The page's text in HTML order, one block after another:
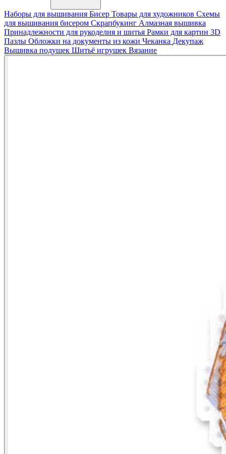
Наборы для вышивания Бисер Товары для художников Схемы
для вышивания бисером Скрапбукинг Алмазная вышивка
Принадлежности для рукоделия и шитья Рамки для картин 3D
Пазлы Обложки на документы из кожи Чеканка Декупаж
Вышивка подушек Шитьё игрушек Вязание